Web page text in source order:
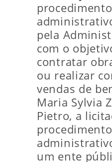
procedimento
pela
com o
contratar
ou realizar
vendas de
Maria Sylvia
Pietro, a
procedimento
um ente